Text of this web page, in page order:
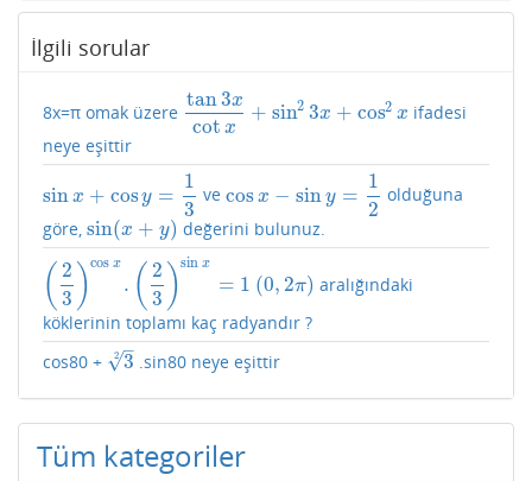
İlgili sorular
8x=π omak üzere
tan3x
cot x
+ sin2 3x + cos2 x
tan3xcot x+ sin23x+cos 2x
ifadesi
neye eşittir
sinx + cosy =
1
3
sinx+ cos y=13 vecos x − siny =
1
2
cosx− sin y=12
olduğuna
göre, sin(x + y)
sin(x+ y) değerini bulunuz.
( 2
3 )cos x
. ( 2
3 )sin x
= 1
(2 3)cos 3 )sinx = (0, 2π)
(0,2 π)
aralığındaki
köklerinin toplamı kaç radyandır ?
cos80 +
3
–
√
2
32 .sin80 neye eşittir
Tüm kategoriler